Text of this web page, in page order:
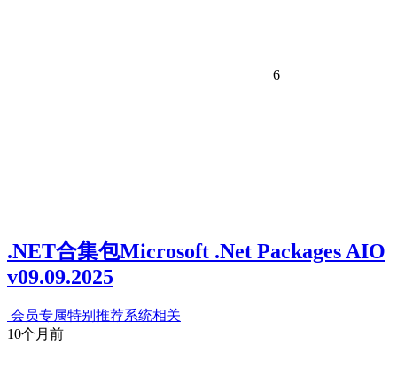
6
.NET合集包Microsoft .Net Packages AIO
v09.09.2025
会员专属特别推荐系统相关
10个月前